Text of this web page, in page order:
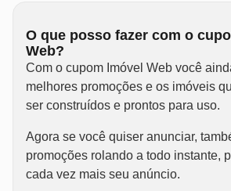
O que posso fazer com o
Web?
Com o cupom Imóvel Web você
melhores promoções e os imóveis
ser construídos e prontos para uso.
Agora se você quiser anunciar,
promoções rolando a todo instante,
cada vez mais seu anúncio.